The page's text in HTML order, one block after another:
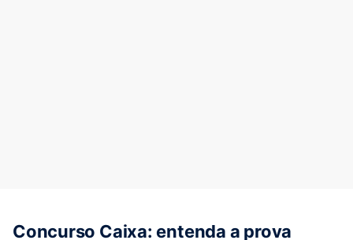
Concurso Caixa: entenda a prova